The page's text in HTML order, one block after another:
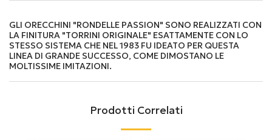
GLI ORECCHINI "RONDELLE PASSION" SONO REALIZZATI CON
LA FINITURA "TORRINI ORIGINALE" ESATTAMENTE CON LO
STESSO SISTEMA CHE NEL 1983 FU IDEATO PER QUESTA
LINEA DI GRANDE SUCCESSO, COME DIMOSTANO LE
MOLTISSIME IMITAZIONI.
Prodotti Correlati